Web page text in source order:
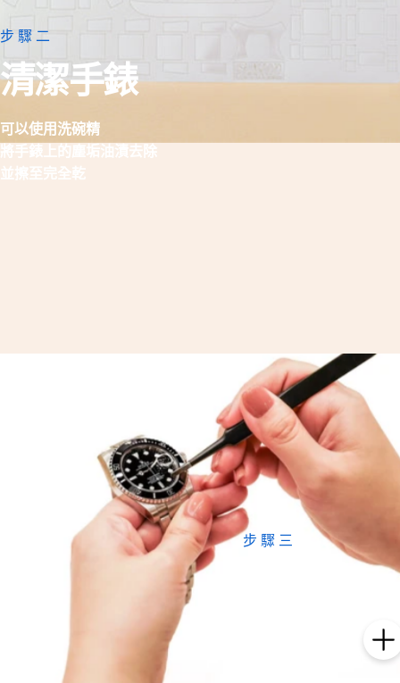
步驟二
清潔手錶
可以使用洗碗精
將手錶上的塵垢油漬去除
並擦至完全乾
步驟三
仔細檢查模組上的部位
所對應到手錶的各個位置